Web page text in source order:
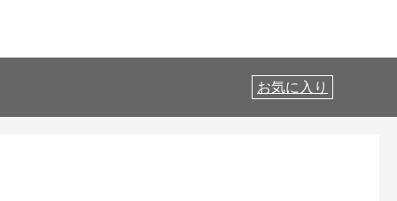
お気に入り